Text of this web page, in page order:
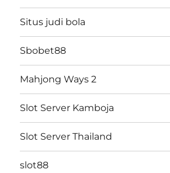
Situs judi bola
Sbobet88
Mahjong Ways 2
Slot Server Kamboja
Slot Server Thailand
slot88